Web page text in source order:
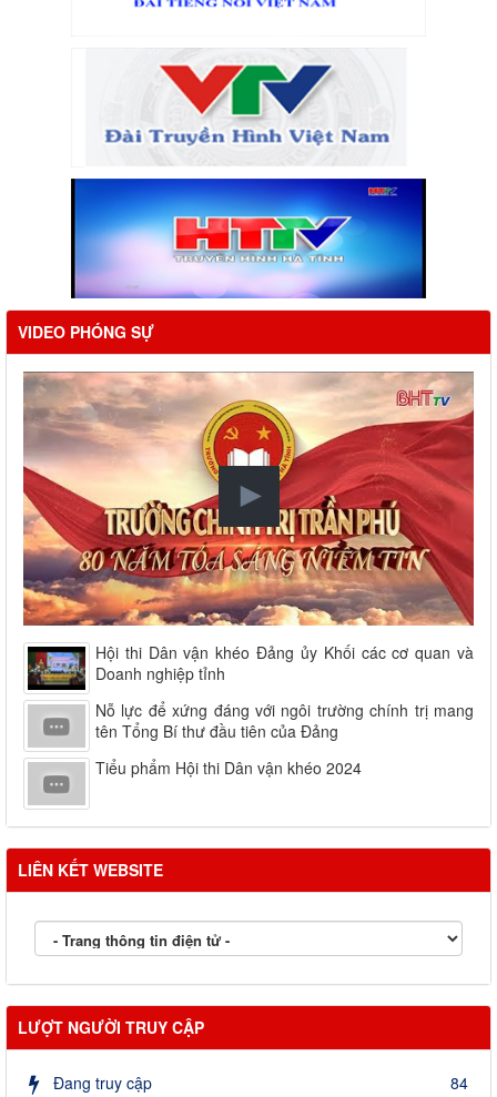
VIDEO PHÓNG SỰ
Hội thi Dân vận khéo Đảng ủy Khối các cơ quan và
Doanh nghiệp tỉnh
Nỗ lực để xứng đáng với ngôi trường chính trị mang
tên Tổng Bí thư đầu tiên của Đảng
Tiểu phẩm Hội thi Dân vận khéo 2024
LIÊN KẾT WEBSITE
LƯỢT NGƯỜI TRUY CẬP
Đang truy cập 84